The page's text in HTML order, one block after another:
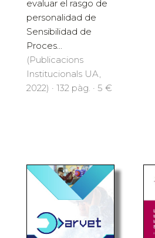
evaluar el rasgo de
personalidad de
Sensibilidad de
Proces...
(Publicacions
Institucionals UA,
2022) · 132 pàg. · 5 €